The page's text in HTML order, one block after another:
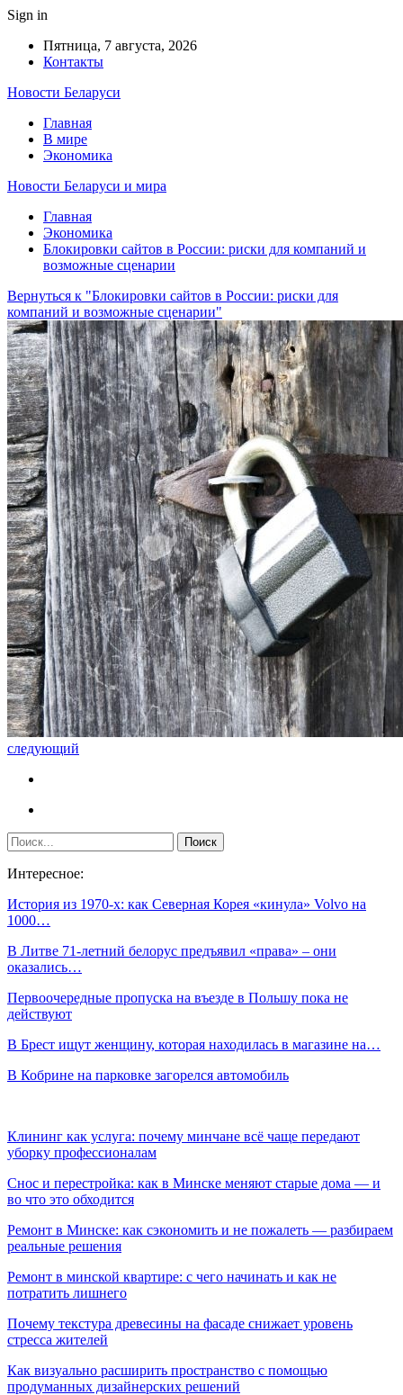
Sign in
Пятница, 7 августа, 2026
Контакты
Новости Беларуси
Главная
В мире
Экономика
Новости Беларуси и мира
Главная
Экономика
Блокировки сайтов в России: риски для компаний и
возможные сценарии
Вернуться к "Блокировки сайтов в России: риски для
компаний и возможные сценарии"
следующий
Интересное:
История из 1970-х: как Северная Корея «кинула» Volvo на
1000…
В Литве 71-летний белорус предъявил «права» – они
оказались…
Первоочередные пропуска на въезде в Польшу пока не
действуют
В Брест ищут женщину, которая находилась в магазине на…
В Кобрине на парковке загорелся автомобиль
Клининг как услуга: почему минчане всё чаще передают
уборку профессионалам
Снос и перестройка: как в Минске меняют старые дома — и
во что это обходится
Ремонт в Минске: как сэкономить и не пожалеть — разбираем
реальные решения
Ремонт в минской квартире: с чего начинать и как не
потратить лишнего
Почему текстура древесины на фасаде снижает уровень
стресса жителей
Как визуально расширить пространство с помощью
продуманных дизайнерских решений